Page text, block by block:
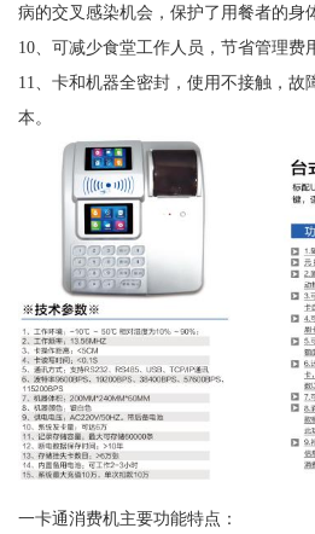
病的交叉感染机会，保护了用餐者的身
10、可减少食堂工作人员，节省管理费
11、卡和机器全密封，使用不接触，故
本。
一卡通消费机主要功能特点：